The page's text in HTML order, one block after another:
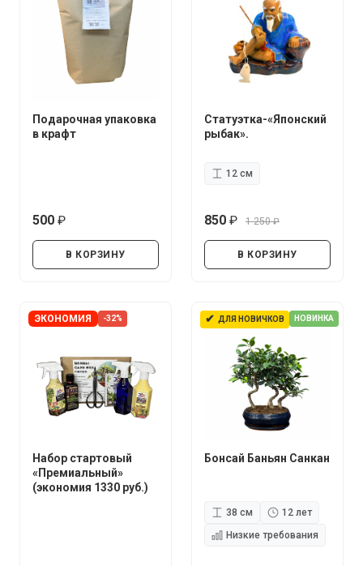
Подарочная упаковка
в крафт
500
В КОРЗИНУ
Статуэтка-«Японский
рыбак».
12 см
850
1 250
В КОРЗИНУ
ЭКОНОМИЯ -32%
Набор стартовый
«Премиальный»
(экономия 1330 руб.)
✔ ДЛЯ НОВИЧКОВ НОВИНКА
Бонсай Баньян Санкан
38 см
12 лет
Низкие требования